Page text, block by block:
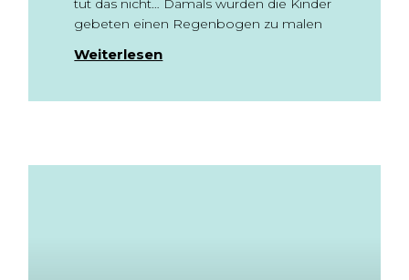
gebeten einen Regenbogen zu malen
Weiterlesen